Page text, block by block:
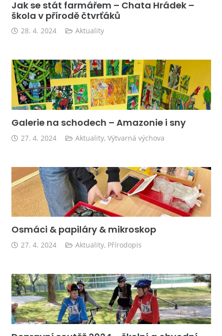
Jak se stát farmářem – Chata Hrádek –
škola v přírodě čtvrťáků
28. 4. 2024 Aktuality
Galerie na schodech – Amazonie i sny
27. 4. 2024 Aktuality,Výtvarná výchova
Osmáci & papiláry & mikroskop
27. 4. 2024 Aktuality, Přírodopis